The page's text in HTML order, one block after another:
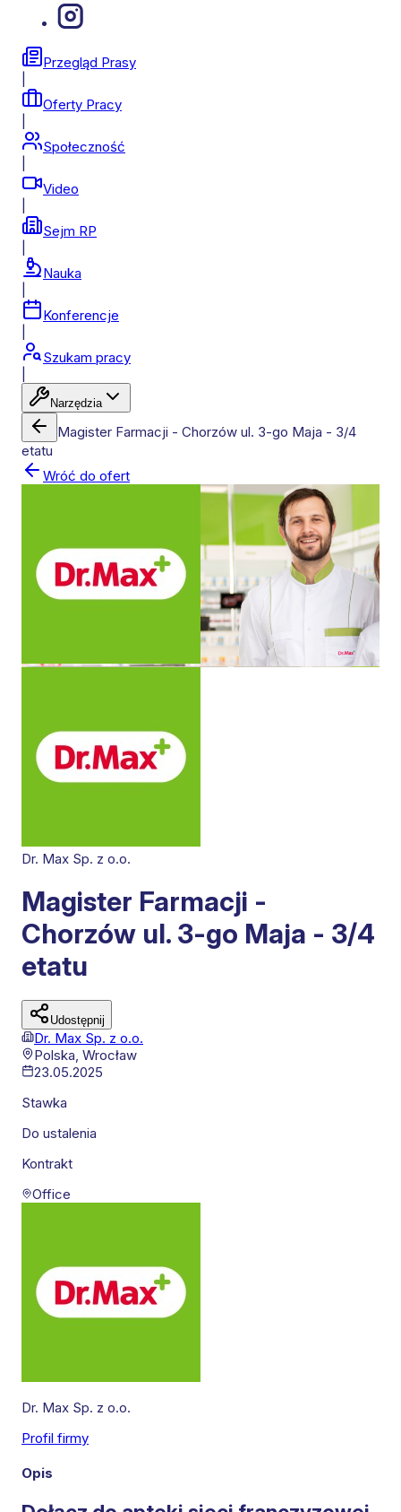
Przegląd Prasy
Oferty Pracy
Społeczność
Video
Sejm RP
Nauka
Konferencje
Szukam pracy
Narzędzia
Magister Farmacji - Chorzów ul. 3-go Maja - 3/4
etatu
Wróć do ofert
Dr. Max Sp. z o.o.
Magister Farmacji -
Chorzów ul. 3-go Maja - 3/4
etatu
Udostępnij
Dr. Max Sp. z o.o.
Polska, Wrocław
23.05.2025
Stawka
Do ustalenia
Kontrakt
Office
Dr. Max Sp. z o.o.
Profil firmy
Opis